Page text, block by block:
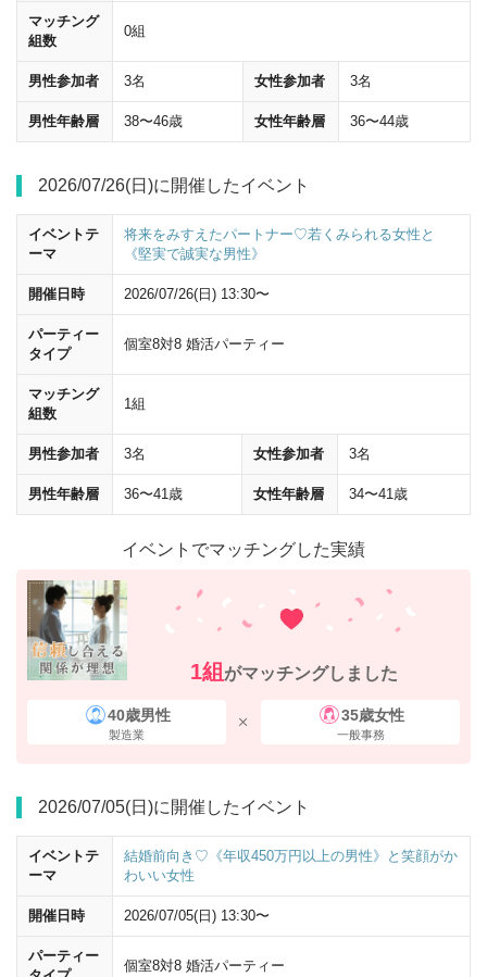
マッチング
組数
0組
男性参加者 3名 女性参加者 3名
男性年齢層 38〜46歳 女性年齢層 36〜44歳
2026/07/26(日)に開催したイベント
イベントテ
ーマ
将来をみすえたパートナー♡若くみられる女性と
《堅実で誠実な男性》
開催日時 2026/07/26(日) 13:30〜
パーティー
タイプ
個室8対8 婚活パーティー
マッチング
組数
1組
男性参加者 3名 女性参加者 3名
男性年齢層 36〜41歳 女性年齢層 34〜41歳
イベントでマッチングした実績
1組がマッチングしました
40歳男性
製造業
35歳女性
一般事務
2026/07/05(日)に開催したイベント
イベントテ
ーマ
結婚前向き♡《年収450万円以上の男性》と笑顔がか
わいい女性
開催日時 2026/07/05(日) 13:30〜
パーティー
個室8対8 婚活パーティー